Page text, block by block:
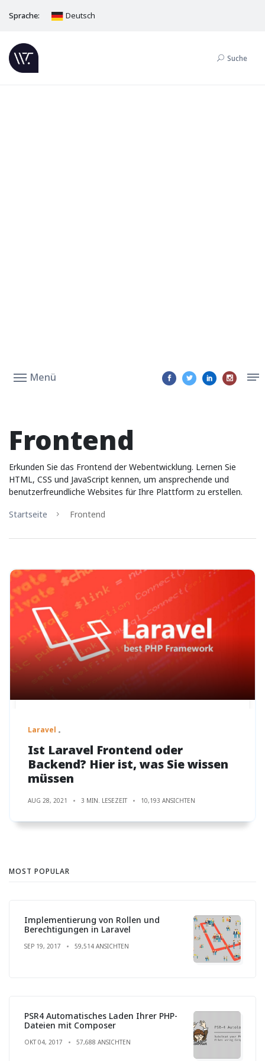
Sprache: Deutsch
Suche
Menü
Frontend
Erkunden Sie das Frontend der Webentwicklung. Lernen Sie
HTML, CSS und JavaScript kennen, um ansprechende und
benutzerfreundliche Websites für Ihre Plattform zu erstellen.
Startseite
Frontend
Laravel
Ist Laravel Frontend oder
Backend? Hier ist, was Sie wissen
müssen
AUG 28, 2021 3 MIN. LESEZEIT 10,193 ANSICHTEN
MOST POPULAR
Implementierung von Rollen und
Berechtigungen in Laravel
SEP 19, 2017 59,514 ANSICHTEN
PSR4 Automatisches Laden Ihrer PHP-
Dateien mit Composer
OKT 04, 2017 57,688 ANSICHTEN